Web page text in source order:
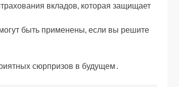
вкладов, которая защищает
быть применены, если вы решите
сюрпризов в будущем․